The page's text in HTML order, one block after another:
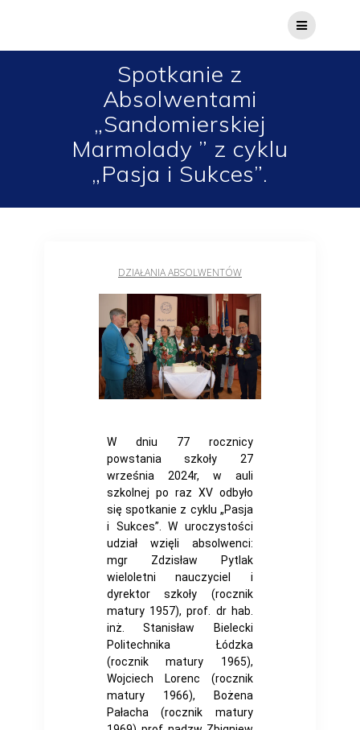
Spotkanie z
Absolwentami
„Sandomierskiej
Marmolady ” z cyklu
„Pasja i Sukces”.
DZIAŁANIA ABSOLWENTÓW
W dniu 77 rocznicy
powstania szkoły 27
września 2024r, w auli
szkolnej po raz XV odbyło
się spotkanie z cyklu „Pasja
i Sukces”. W uroczystości
udział wzięli absolwenci:
mgr Zdzisław Pytlak
wieloletni nauczyciel i
dyrektor szkoły (rocznik
matury 1957), prof. dr hab.
inż. Stanisław Bielecki
Politechnika Łódzka
(rocznik matury 1965),
Wojciech Lorenc (rocznik
matury 1966), Bożena
Pałacha (rocznik matury